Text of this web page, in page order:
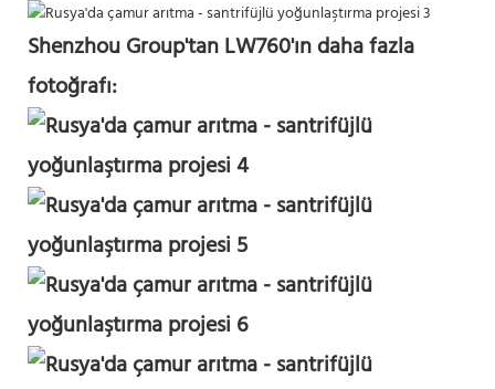
Shenzhou Group'tan LW760'ın daha fazla
fotoğrafı: